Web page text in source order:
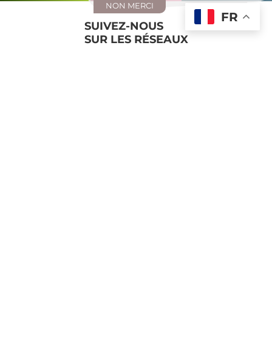
NON MERCI
SUIVEZ-NOUS
SUR LES RÉSEAUX
FR